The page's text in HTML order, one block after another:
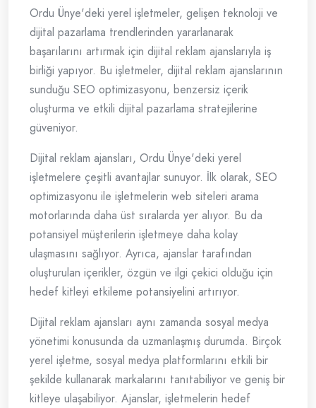
Ordu Ünye'deki yerel işletmeler, gelişen teknoloji ve
dijital pazarlama trendlerinden yararlanarak
başarılarını artırmak için dijital reklam ajanslarıyla iş
birliği yapıyor. Bu işletmeler, dijital reklam ajanslarının
sunduğu SEO optimizasyonu, benzersiz içerik
oluşturma ve etkili dijital pazarlama stratejilerine
güveniyor.
Dijital reklam ajansları, Ordu Ünye'deki yerel
işletmelere çeşitli avantajlar sunuyor. İlk olarak, SEO
optimizasyonu ile işletmelerin web siteleri arama
motorlarında daha üst sıralarda yer alıyor. Bu da
potansiyel müşterilerin işletmeye daha kolay
ulaşmasını sağlıyor. Ayrıca, ajanslar tarafından
oluşturulan içerikler, özgün ve ilgi çekici olduğu için
hedef kitleyi etkileme potansiyelini artırıyor.
Dijital reklam ajansları aynı zamanda sosyal medya
yönetimi konusunda da uzmanlaşmış durumda. Birçok
yerel işletme, sosyal medya platformlarını etkili bir
şekilde kullanarak markalarını tanıtabiliyor ve geniş bir
kitleye ulaşabiliyor. Ajanslar, işletmelerin hedef